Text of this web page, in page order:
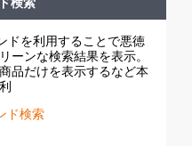
ドを利用することで悪徳
ーンな検索結果を表示。
品だけを表示するなど本
ド検索